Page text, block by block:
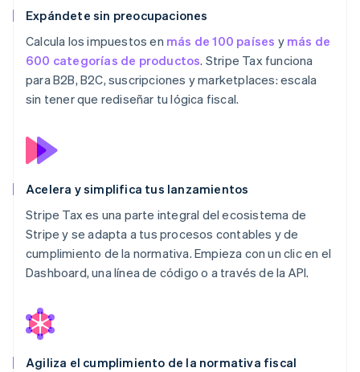
Expándete sin preocupaciones
Calcula los impuestos en más de 100 países y más de
600 categorías de productos. Stripe Tax funciona
para B2B, B2C, suscripciones y marketplaces: escala
sin tener que rediseñar tu lógica fiscal.
Acelera y simplifica tus lanzamientos
Stripe Tax es una parte integral del ecosistema de
Stripe y se adapta a tus procesos contables y de
cumplimiento de la normativa. Empieza con un clic en el
Dashboard, una línea de código o a través de la API.
Agiliza el cumplimiento de la normativa fiscal